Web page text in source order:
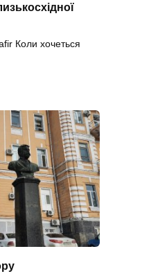
Коли хочеться